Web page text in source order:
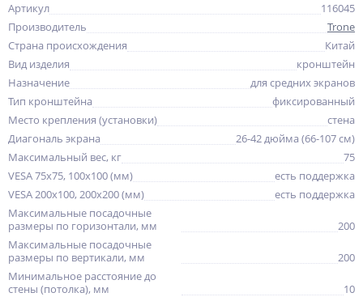
Артикул
116045
Производитель
Trone
Страна происхождения
Китай
Вид изделия
кронштейн
Назначение
для средних экранов
Тип кронштейна
фиксированный
Место крепления (установки)
стена
Диагональ экрана
26-42 дюйма (66-107 см)
Максимальный вес, кг
75
VESA 75x75, 100x100 (мм)
есть поддержка
VESA 200x100, 200x200 (мм)
есть поддержка
Максимальные посадочные
размеры по горизонтали, мм
200
Максимальные посадочные
размеры по вертикали, мм
200
Минимальное расстояние до
стены (потолка), мм
10